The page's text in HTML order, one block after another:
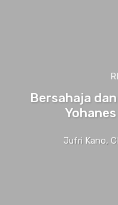
Bersahaja
Jufri Kano,